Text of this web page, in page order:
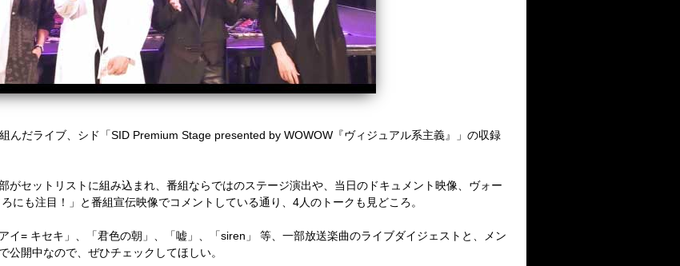
んだライブ、シド「SID Premium Stage presented by WOWOW『ヴィジュアル系主義』」の収録
がセットリストに組み込まれ、番組ならではのステージ演出や、当日のドキュメント映像、ヴォー
にも注目！」と番組宣伝映像でコメントしている通り、4人のトークも見どころ。
イ= キセキ」、「君色の朝」、「嘘」、「siren」 等、一部放送楽曲のライブダイジェストと、メン
開中なので、ぜひチェックしてほしい。